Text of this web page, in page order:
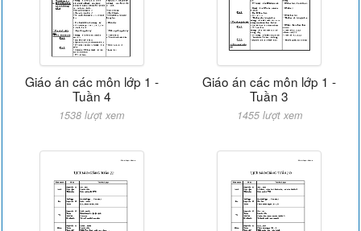
Giáo án các môn lớp 1 -
Tuần 4
1538 lượt xem
Giáo án các môn lớp 1 -
Tuần 3
1455 lượt xem